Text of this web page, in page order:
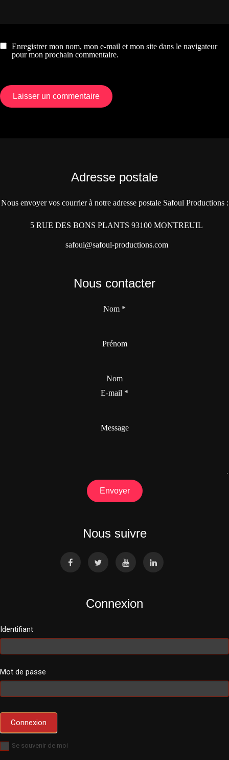
Enregistrer mon nom, mon e-mail et mon site dans le navigateur
pour mon prochain commentaire.
Adresse postale
Nous envoyer vos courrier à notre adresse postale Safoul Productions :
5 RUE DES BONS PLANTS 93100 MONTREUIL
safoul@safoul-productions.com
Nous contacter
Nom *
Prénom
Nom
E-mail *
Message
Envoyer
Nous suivre
Connexion
Identifiant
Mot de passe
Se souvenir de moi